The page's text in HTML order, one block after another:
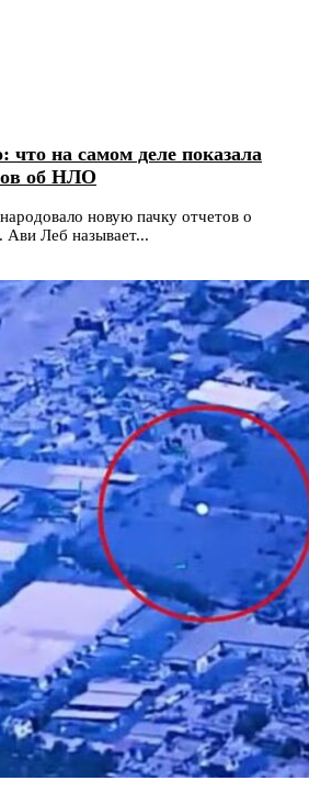
что на самом деле показала
об НЛО
новую пачку отчетов о
Ави Леб называет...